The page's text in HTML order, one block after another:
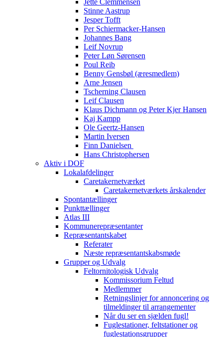
Jette Clemmensen
Stinne Aastrup
Jesper Tofft
Per Schiermacker-Hansen
Johannes Bang
Leif Novrup
Peter Løn Sørensen
Poul Reib
Benny Gensbøl (æresmedlem)
Arne Jensen
Tscherning Clausen
Leif Clausen
Klaus Dichmann og Peter Kjer Hansen
Kaj Kampp
Ole Geertz-Hansen
Martin Iversen
Finn Danielsen
Hans Christophersen
Aktiv i DOF
Lokalafdelinger
Caretakernetværket
Caretakernetværkets årskalender
Spontantællinger
Punkttællinger
Atlas III
Kommunerepræsentanter
Repræsentantskabet
Referater
Næste repræsentantskabsmøde
Grupper og Udvalg
Feltornitologisk Udvalg
Kommissorium Feltud
Medlemmer
Retningslinjer for annoncering og
tilmeldinger til arrangementer
Når du ser en sjælden fugl!
Fuglestationer, feltstationer og
fuglestationsgrupper